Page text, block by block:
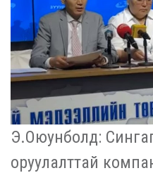
Э.Оюунболд:
оруулалттай